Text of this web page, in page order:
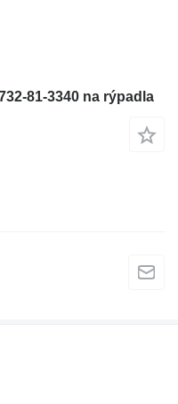
81-3340 na rýpadla